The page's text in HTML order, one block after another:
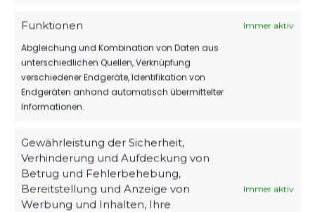
Funktionen Immer aktiv
Abgleichung und Kombination von Daten aus
unterschiedlichen Quellen, Verknüpfung
verschiedener Endgeräte, Identifikation von
Endgeräten anhand automatisch übermittelter
Informationen.
Gewährleistung der Sicherheit,
Verhinderung und Aufdeckung von
Betrug und Fehlerbehebung,
Bereitstellung und Anzeige von
Werbung und Inhalten, Ihre
Immer aktiv